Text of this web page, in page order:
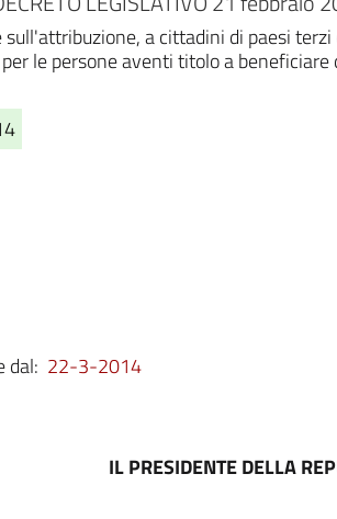
a cittadini di paesi
le persone aventi titolo a
dal: 22-3-2014
IL PRESIDENTE DELLA